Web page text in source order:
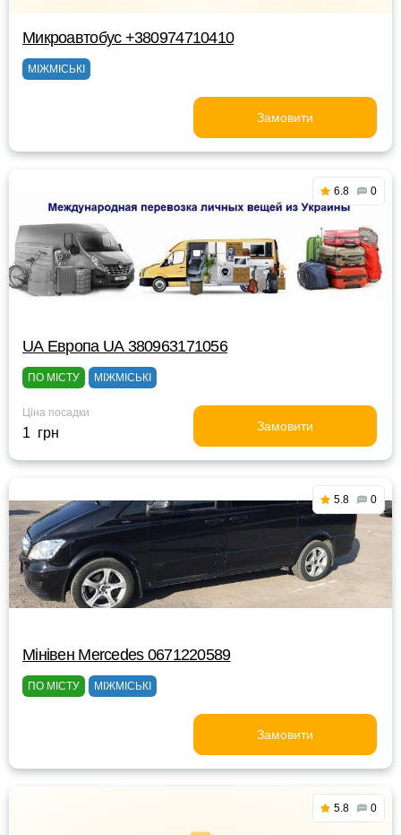
Микроавтобус +380974710410
МІЖМІСЬКІ
Замовити
6.8 0
UА Европа UА 380963171056
ПО МІСТУ МІЖМІСЬКІ
Ціна посадки
1 грн Замовити
5.8 0
Мінівен Mercedes 0671220589
ПО МІСТУ МІЖМІСЬКІ
Замовити
5.8 0